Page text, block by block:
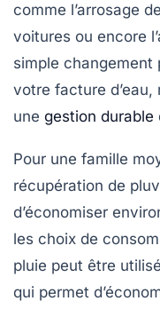
comme l’arrosage
voitures ou encore
simple changement
votre facture
une gestion durable
Pour une famille
récupération de
d’économiser
les choix de
pluie peut être
qui permet